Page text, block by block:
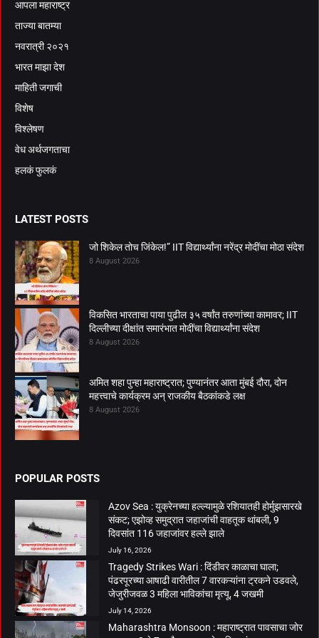
आपला महाराष्ट्र
ताज्या बातम्या
नवरात्री २०२१
भारत माझा देश
माहिती जगाची
विशेष
विश्लेषण
वेध अर्थजगताचा
हलकं फुलकं
LATEST POSTS
जो शिकेल तोच जिंकेल!” IIT विद्यार्थ्यांना नरेंद्र मोदींचा मोठा संदेश
8 August 2026
विकसित भारताचा पाया पुढील ३५ वर्षांत तरुणांच्या कामावर; IIT
दिल्लीच्या दीक्षांत समारंभात मोदींचा विद्यार्थ्यांना संदेश
8 August 2026
अमित शहा पुन्हा महाराष्ट्रात; पुण्यानंतर आता मुंबई दौरा, दोन
महत्त्वाचे कार्यक्रम अन् राजकीय बैठकांकडे लक्ष
8 August 2026
POPULAR POSTS
Azov Sea : युक्रेनच्या हल्ल्यामुळे रशियातही होर्मुझसारखे
संकट; एझोव्ह समुद्रात जहाजांची वाहतूक थांबली, 9
दिवसांत 116 जहाजांवर हल्ले झाले
July 16, 2026
Tragedy Strikes Wari : दिंडीवर काळाचा घाला;
पंढरपूरच्या आषाढी वारीतील 7 वारकऱ्यांना ट्रकने उडवले,
जेजुरीजवळ 3 महिला भाविकांचा मृत्यू, 4 जखमी
July 14, 2026
Maharashtra Monsoon : महाराष्ट्रात पावसाचा जोर